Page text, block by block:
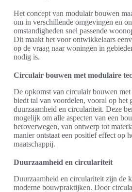
Het concept van modulair bouwen
om in verschillende omgevingen en
omstandigheden snel passende
Dit maakt het voor ontwikkelaars
op de vraag naar woningen in
nodig is.
Circulair bouwen met modulaire
De opkomst van circulair bouwen
biedt tal van voordelen, vooral op het
duurzaamheid en circulariteit. Deze
mogelijk om alle aspecten van een
heroverwegen, van ontwerp tot
manier ontstaat een positief effect op
maatschappij.
Duurzaamheid en circulariteit
Duurzaamheid en circulariteit zijn de
moderne bouwpraktijken. Door